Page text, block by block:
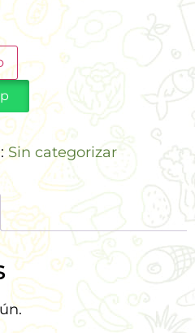
Sin categorizar